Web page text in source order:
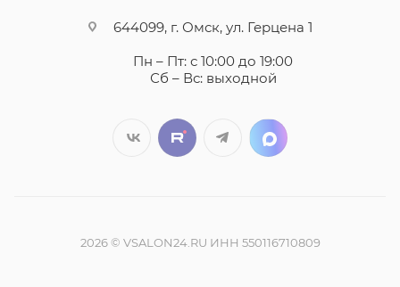
644099, г. Омск, ул. Герцена 1
Пн – Пт: с 10:00 до 19:00
Сб – Вс: выходной
2026 © VSALON24.RU ИНН 550116710809